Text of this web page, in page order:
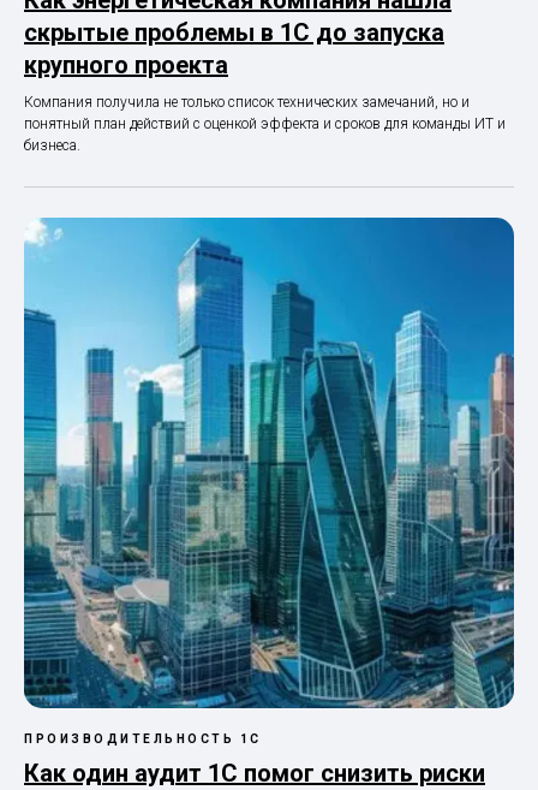
скрытые проблемы в 1С до запуска
крупного проекта
Компания получила не только список технических замечаний, но и
понятный план действий с оценкой эффекта и сроков для команды ИТ и
бизнеса.
ПРОИЗВОДИТЕЛЬНОСТЬ 1С
Как один аудит 1С помог снизить риски